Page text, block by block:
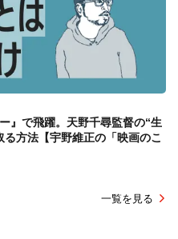
』で飛躍。天野千尋監督の“生
方法【宇野維正の「映画のこ
一覧を見る